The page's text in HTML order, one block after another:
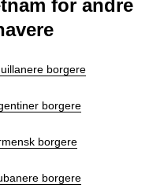
for andre
borgere
borgere
borgere
borgere